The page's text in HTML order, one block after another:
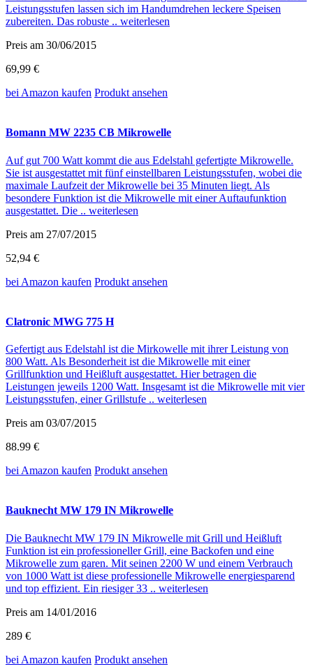
Leistungsstufen lassen sich im Handumdrehen leckere Speisen
zubereiten. Das robuste .. weiterlesen
Preis am 30/06/2015
69,99 €
bei Amazon kaufen Produkt ansehen
Bomann MW 2235 CB Mikrowelle
Auf gut 700 Watt kommt die aus Edelstahl gefertigte Mikrowelle.
Sie ist ausgestattet mit fünf einstellbaren Leistungsstufen, wobei die
maximale Laufzeit der Mikrowelle bei 35 Minuten liegt. Als
besondere Funktion ist die Mikrowelle mit einer Auftaufunktion
ausgestattet. Die .. weiterlesen
Preis am 27/07/2015
52,94 €
bei Amazon kaufen Produkt ansehen
Clatronic MWG 775 H
Gefertigt aus Edelstahl ist die Mirkowelle mit ihrer Leistung von
800 Watt. Als Besonderheit ist die Mikrowelle mit einer
Grillfunktion und Heißluft ausgestattet. Hier betragen die
Leistungen jeweils 1200 Watt. Insgesamt ist die Mikrowelle mit vier
Leistungsstufen, einer Grillstufe .. weiterlesen
Preis am 03/07/2015
88.99 €
bei Amazon kaufen Produkt ansehen
Bauknecht MW 179 IN Mikrowelle
Die Bauknecht MW 179 IN Mikrowelle mit Grill und Heißluft
Funktion ist ein professioneller Grill, eine Backofen und eine
Mikrowelle zum garen. Mit seinen 2200 W und einem Verbrauch
von 1000 Watt ist diese professionelle Mikrowelle energiesparend
und top effizient. Ein riesiger 33 .. weiterlesen
Preis am 14/01/2016
289 €
bei Amazon kaufen Produkt ansehen